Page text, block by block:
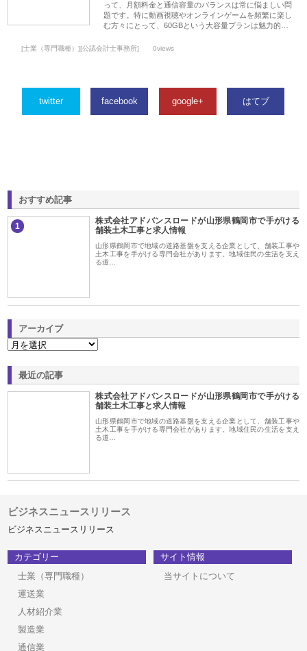
って、月額料金と通信容量のバランスは常に悩ましい問
題です。特に動画視聴やオンラインゲームを頻繁に楽し
む方々にとって、60GBという大容量プランは魅力的…
[士業（専門職種）][公認会計士事務所] 0views
twitter facebook google+ はてブ
おすすめ記事
1
株式会社アドバンスロードが山形県鶴岡市で手がける
舗装土木工事と求人情報
山形県鶴岡市で地域の道路基盤を支える企業として、舗装工事や
土木工事を手がける専門会社があります。地域住民の生活を支え
る道…
アーカイブ
最近の記事
株式会社アドバンスロードが山形県鶴岡市で手がける
舗装土木工事と求人情報
山形県鶴岡市で地域の道路基盤を支える企業として、舗装工事や
土木工事を手がける専門会社があります。地域住民の生活を支え
る道…
ビジネスニュースリリース
ビジネスニュースリリース
カテゴリー
士業（専門職種）
運送業
人材紹介業
製造業
通信業
サイト情報
当サイトについて